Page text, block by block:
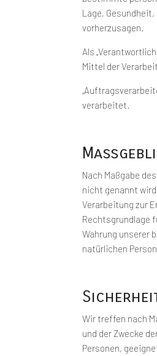
Lage,
vorherzusagen.
Als
Mittel der
verarbeitet.
Nach Maßgabe
nicht genannt
Verarbeitung zur
Rechtsgrundlage
Wahrung unserer
natürlichen
Wir treffen nach
und der Zwecke
Personen,